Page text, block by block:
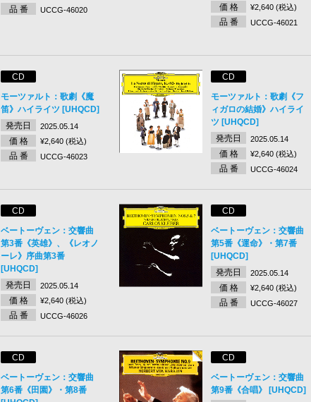
品 番 UCCG-46020 価 格 ¥2,640 (税込)
品 番 UCCG-46021
CD
モーツァルト：歌劇《魔
笛》ハイライツ [UHQCD]
発売日
2025.05.14
価 格 ¥2,640 (税込)
品 番 UCCG-46023
CD
モーツァルト：歌劇《フ
ィガロの結婚》ハイライ
ツ [UHQCD]
発売日
2025.05.14
価 格 ¥2,640 (税込)
品 番 UCCG-46024
CD
ベートーヴェン：交響曲
第3番《英雄》、《レオノ
ーレ》序曲第3番
[UHQCD]
発売日
2025.05.14
価 格 ¥2,640 (税込)
品 番 UCCG-46026
CD
ベートーヴェン：交響曲
第5番《運命》・第7番
[UHQCD]
発売日
2025.05.14
価 格 ¥2,640 (税込)
品 番 UCCG-46027
CD
ベートーヴェン：交響曲
第6番《田園》・第8番
CD
ベートーヴェン：交響曲
第9番《合唱》 [UHQCD]